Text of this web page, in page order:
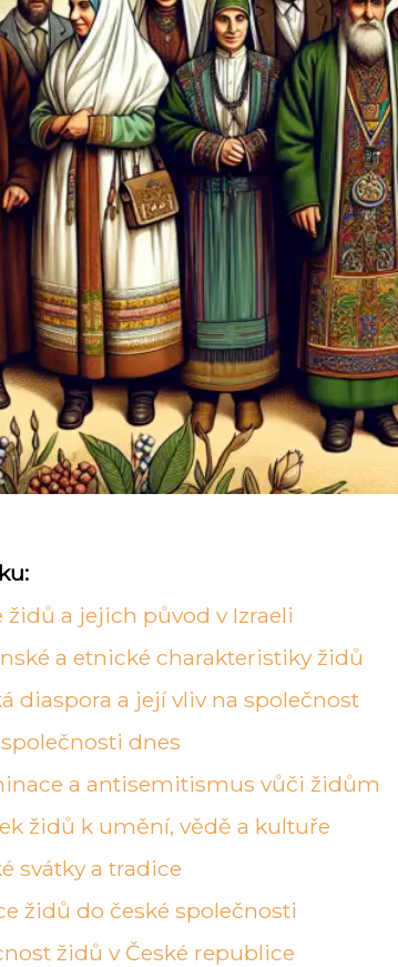
židů a jejich původ v Izraeli
a etnické charakteristiky židů
diaspora a její vliv na společnost
dnes
a antisemitismus vůči židům
židů k umění, vědě a kultuře
svátky a tradice
židů do české společnosti
židů v České republice